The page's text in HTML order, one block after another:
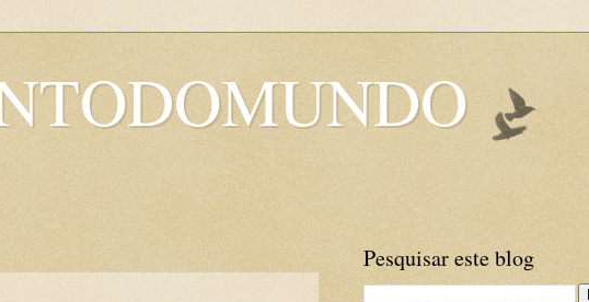
Pesquisar este blog